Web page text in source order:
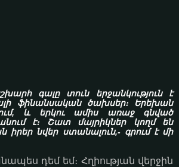
գալը տուն երջանկություն է
ֆինանսական ծախսեր։ Երեխան
և երկու ամիս առաջ գնված
է։ Շատ մայրիկներ կողմ են
նվեր ստանալուն,- գրում է մի
դեմ եմ։ Հղիության վերջին